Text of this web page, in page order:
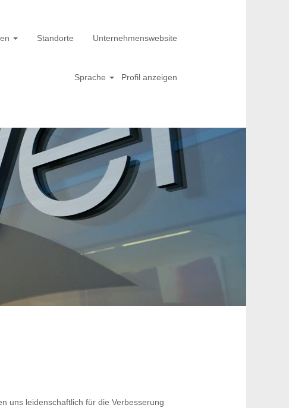
Standorte Unternehmenswebsite
Sprache Profil anzeigen
uns leidenschaftlich für die Verbesserung